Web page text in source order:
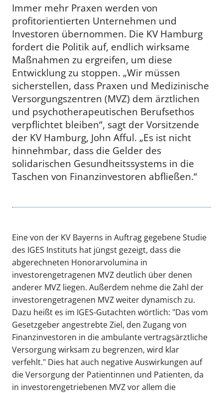
Immer mehr Praxen werden von
profitorientierten Unternehmen und
Investoren übernommen. Die KV Hamburg
fordert die Politik auf, endlich wirksame
Maßnahmen zu ergreifen, um diese
Entwicklung zu stoppen. „Wir müssen
sicherstellen, dass Praxen und Medizinische
Versorgungszentren (MVZ) dem ärztlichen
und psychotherapeutischen Berufsethos
verpflichtet bleiben“, sagt der Vorsitzende
der KV Hamburg, John Afful. „Es ist nicht
hinnehmbar, dass die Gelder des
solidarischen Gesundheitssystems in die
Taschen von Finanzinvestoren abfließen.“
Eine von der KV Bayerns in Auftrag gegebene Studie
des IGES Instituts hat jüngst gezeigt, dass die
abgerechneten Honorarvolumina in
investorengetragenen MVZ deutlich über denen
anderer MVZ liegen. Außerdem nehme die Zahl der
investorengetragenen MVZ weiter dynamisch zu.
Dazu heißt es im IGES-Gutachten wörtlich: "Das vom
Gesetzgeber angestrebte Ziel, den Zugang von
Finanzinvestoren in die ambulante vertragsärztliche
Versorgung wirksam zu begrenzen, wird klar
verfehlt." Dies hat auch negative Auswirkungen auf
die Versorgung der Patientinnen und Patienten, da
in investorengetriebenen MVZ vor allem die